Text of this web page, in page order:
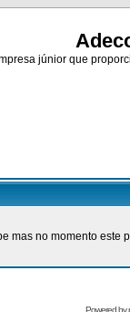
júnior que
mas no momento este
Powered by